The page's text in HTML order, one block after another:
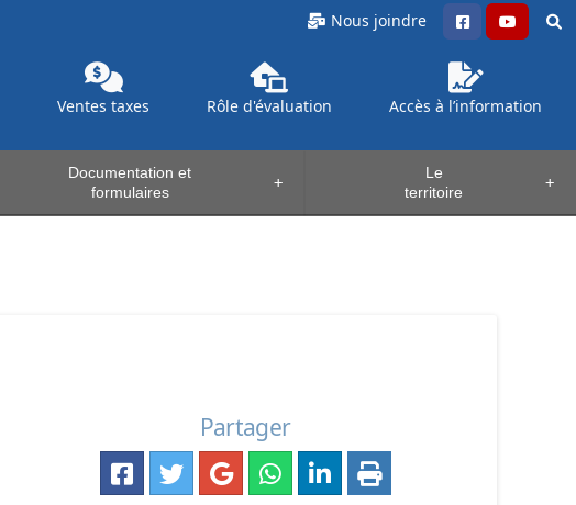
Nous joindre
Ventes taxes Rôle d'évaluation Accès à l’information
+
Documentation et
formulaires
+
Le
territoire
Partager